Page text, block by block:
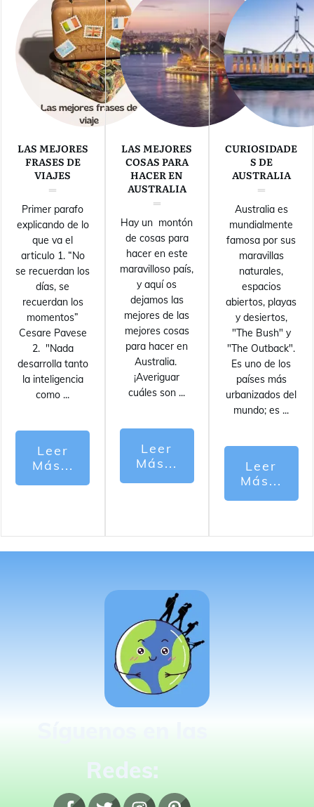
LAS MEJORES
FRASES DE
VIAJES
Primer parafo
explicando de lo
que va el
articulo 1. “No
se recuerdan los
días, se
recuerdan los
momentos”
Cesare Pavese
2. "Nada
desarrolla tanto
la inteligencia
como ...
Leer
Más...
LAS MEJORES
COSAS PARA
HACER EN
AUSTRALIA
Hay un montón
de cosas para
hacer en este
maravilloso país,
y aquí os
dejamos las
mejores de las
mejores cosas
para hacer en
Australia.
¡Averiguar
cuáles son ...
Leer
Más...
CURIOSIDADE
S DE
AUSTRALIA
Australia es
mundialmente
famosa por sus
maravillas
naturales,
espacios
abiertos, playas
y desiertos,
"The Bush" y
"The Outback".
Es uno de los
países más
urbanizados del
mundo; es ...
Leer
Más...
Redes: